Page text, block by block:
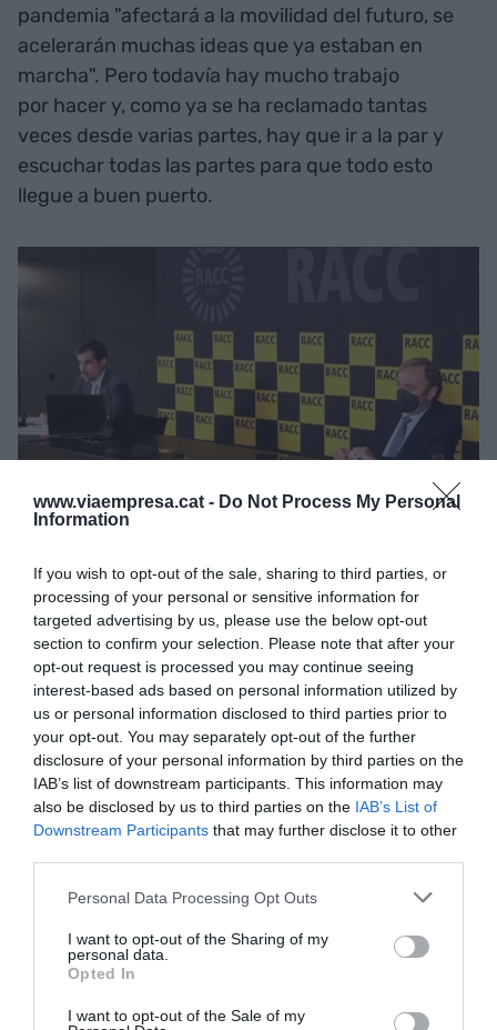
www.viaempresa.cat - Do Not Process My Personal
Information
If you wish to opt-out of the sale, sharing to third parties, or
processing of your personal or sensitive information for
targeted advertising by us, please use the below opt-out
section to confirm your selection. Please note that after your
opt-out request is processed you may continue seeing
interest-based ads based on personal information utilized by
us or personal information disclosed to third parties prior to
your opt-out. You may separately opt-out of the further
disclosure of your personal information by third parties on the
IAB’s list of downstream participants. This information may
also be disclosed by us to third parties on the IAB’s List of
Downstream Participants that may further disclose it to other
Personal Data Processing Opt Outs
I want to opt-out of the Sharing of my
personal data.
Opted In
I want to opt-out of the Sale of my
pandemia "afectará a la movilidad del futuro, se
acelerarán muchas ideas que ya estaban en
marcha". Pero todavía hay mucho trabajo
por hacer y, como ya se ha reclamado tantas
veces desde varias partes, hay que ir a la par y
escuchar todas las partes para que todo esto
llegue a buen puerto.
El director de la Fundación Racc, Lluís Puerto, y el
presidente del Racc, Josep Mateu | Cedida
De hecho, Foment del Treball ya cargó contra el
consistorio barcelonés en junio, cuando criticó
que "elplanteamientoque ha hecho el Gobierno
de Ada Colau sin el consenso de todas las fuerzas
y aprovechando la crisis de la covid-19 impidiendo
la movilidad por el centro de la ciudad es muy
perjudicial por el comercio y por la automoción".
Sánchez Llibre, que consideraba que, teniendo
en cuenta que el 57% del comercio a la ciudad es
de personas no residentes, y el consistorio "prevé